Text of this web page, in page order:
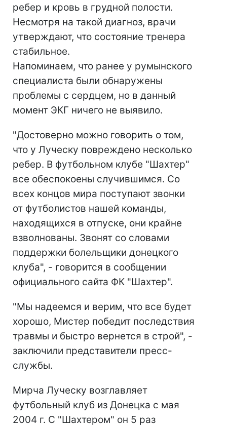
ребер и кровь в грудной полости.
Несмотря на такой диагноз, врачи
утверждают, что состояние тренера
стабильное.
Напоминаем, что ранее у румынского
специалиста были обнаружены
проблемы с сердцем, но в данный
момент ЭКГ ничего не выявило.
"Достоверно можно говорить о том,
что у Луческу повреждено несколько
ребер. В футбольном клубе "Шахтер"
все обеспокоены случившимся. Со
всех концов мира поступают звонки
от футболистов нашей команды,
находящихся в отпуске, они крайне
взволнованы. Звонят со словами
поддержки болельщики донецкого
клуба", - говорится в сообщении
официального сайта ФК "Шахтер".
"Мы надеемся и верим, что все будет
хорошо, Мистер победит последствия
травмы и быстро вернется в строй", -
заключили представители пресс-
службы.
Мирча Луческу возглавляет
футбольный клуб из Донецка с мая
2004 г. С "Шахтером" он 5 раз